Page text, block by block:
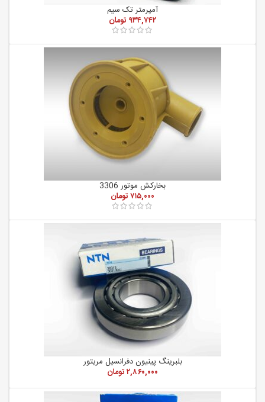
آمپرمتر تک سیم
۹۳۴,۷۴۲ تومان
بخارکش موتور 3306
۷۱۵,۰۰۰تومان
بلبرینگ پینیون دفرانسیل مریتور
۲,۸۶۰,۰۰۰تومان